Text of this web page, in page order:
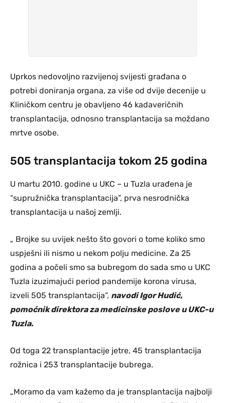
Uprkos nedovoljno razvijenoj svijesti građana o
potrebi doniranja organa, za više od dvije decenije u
Kliničkom centru je obavljeno 46 kadaveričnih
transplantacija, odnosno transplantacija sa moždano
mrtve osobe.
505 transplantacija tokom 25 godina
U martu 2010. godine u UKC – u Tuzla urađena je
“supružnička transplantacija”, prva nesrodnička
transplantacija u našoj zemlji.
„ Brojke su uvijek nešto što govori o tome koliko smo
uspješni ili nismo u nekom polju medicine. Za 25
godina a počeli smo sa bubregom do sada smo u UKC
Tuzla izuzimajući period pandemije korona virusa,
izveli 505 transplantacija“, navodi Igor Hudić,
pomoćnik direktora za medicinske poslove u UKC-u
Tuzla.
Od toga 22 transplantacije jetre, 45 transplantacija
rožnica i 253 transplantacije bubrega.
„Moramo da vam kažemo da je transplantacija najbolji